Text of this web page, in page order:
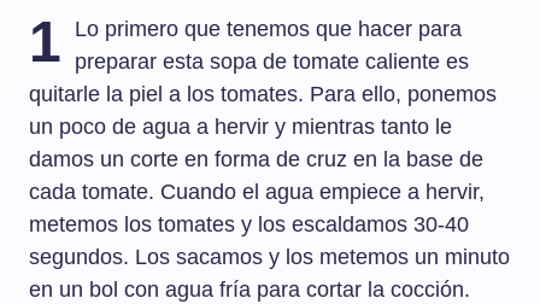
1
Lo primero que tenemos que hacer para
preparar esta sopa de tomate caliente es
quitarle la piel a los tomates. Para ello, ponemos
un poco de agua a hervir y mientras tanto le
damos un corte en forma de cruz en la base de
cada tomate. Cuando el agua empiece a hervir,
metemos los tomates y los escaldamos 30-40
segundos. Los sacamos y los metemos un minuto
en un bol con agua fría para cortar la cocción.